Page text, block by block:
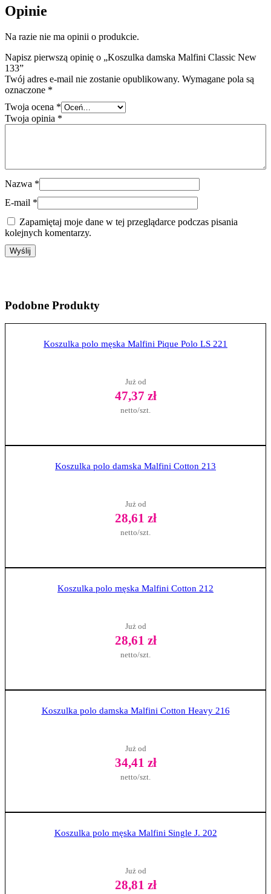
Opinie
Na razie nie ma opinii o produkcie.
Napisz pierwszą opinię o „Koszulka damska Malfini Classic New
133”
Twój adres e-mail nie zostanie opublikowany. Wymagane pola są
oznaczone *
Twoja ocena *
Twoja opinia *
Nazwa *
E-mail *
Zapamiętaj moje dane w tej przeglądarce podczas pisania
kolejnych komentarzy.
Podobne Produkty
Koszulka polo męska Malfini Pique Polo LS 221
Już od
47,37 zł
netto/szt.
Koszulka polo damska Malfini Cotton 213
Już od
28,61 zł
netto/szt.
Koszulka polo męska Malfini Cotton 212
Już od
28,61 zł
netto/szt.
Koszulka polo damska Malfini Cotton Heavy 216
Już od
34,41 zł
netto/szt.
Koszulka polo męska Malfini Single J. 202
Już od
28,81 zł